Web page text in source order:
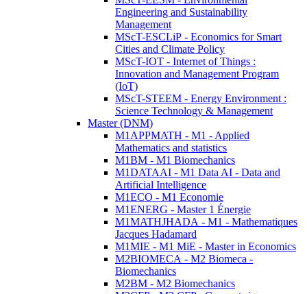
Engineering and Sustainability
Management
MScT-ESCLiP - Economics for Smart
Cities and Climate Policy
MScT-IOT - Internet of Things :
Innovation and Management Program
(IoT)
MScT-STEEM - Energy Environment :
Science Technology & Management
Master (DNM)
M1APPMATH - M1 - Applied
Mathematics and statistics
M1BM - M1 Biomechanics
M1DATAAI - M1 Data AI - Data and
Artificial Intelligence
M1ECO - M1 Economie
M1ENERG - Master 1 Énergie
M1MATHJHADA - M1 - Mathematiques
Jacques Hadamard
M1MIE - M1 MiE - Master in Economics
M2BIOMECA - M2 Biomeca -
Biomechanics
M2BM - M2 Biomechanics